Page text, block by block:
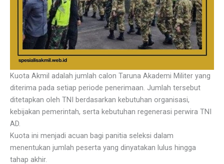
Kuota Akmil adalah jumlah calon Taruna Akademi Militer yang
diterima pada setiap periode penerimaan. Jumlah tersebut
ditetapkan oleh TNI berdasarkan kebutuhan organisasi,
kebijakan pemerintah, serta kebutuhan regenerasi perwira TNI
AD.
Kuota ini menjadi acuan bagi panitia seleksi dalam
menentukan jumlah peserta yang dinyatakan lulus hingga
tahap akhir.